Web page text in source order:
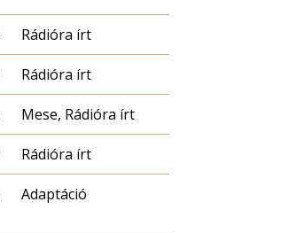
Rádióra írt
Rádióra írt
Mese, Rádióra írt
Rádióra írt
Adaptáció